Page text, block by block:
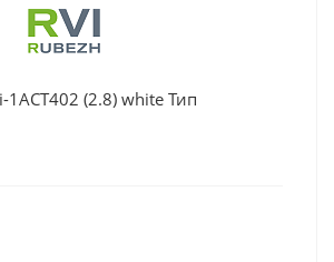
1ACT402 (2.8) white Тип